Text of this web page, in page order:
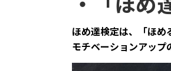
ほめ達検定は、「ほめ
モチベーションアップ